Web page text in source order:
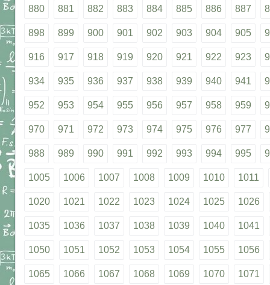
880 881 882 883 884 885 886 887
898 899 900 901 902 903 904 905
916 917 918 919 920 921 922 923
934 935 936 937 938 939 940 941
952 953 954 955 956 957 958 959
970 971 972 973 974 975 976 977
988 989 990 991 992 993 994 995
1005 1006 1007 1008 1009 1010 1011
1020 1021 1022 1023 1024 1025 1026
1035 1036 1037 1038 1039 1040 1041
1050 1051 1052 1053 1054 1055 1056
1065 1066 1067 1068 1069 1070 1071